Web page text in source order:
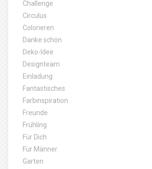
Challenge
Circulus
Colorieren
Danke schön
Deko-Idee
Designteam
Einladung
Fantastisches
Farbinspiration
Freunde
Frühling
Für Dich
Für Männer
Garten